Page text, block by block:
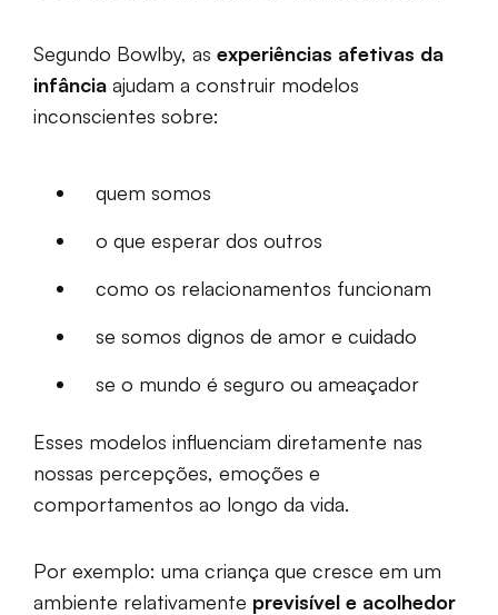
Segundo Bowlby, as experiências afetivas da
infância ajudam a construir modelos
inconscientes sobre:
quem somos
o que esperar dos outros
como os relacionamentos funcionam
se somos dignos de amor e cuidado
se o mundo é seguro ou ameaçador
Esses modelos influenciam diretamente nas
nossas percepções, emoções e
comportamentos ao longo da vida.
Por exemplo: uma criança que cresce em um
ambiente relativamente previsível e acolhedor